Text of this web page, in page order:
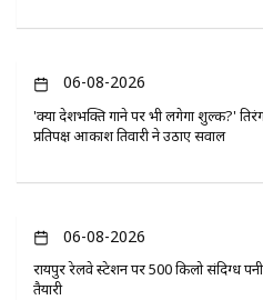
06-08-2026
'क्या देशभक्ति गाने पर भी लगेगा शुल्क?'
प्रतिपक्ष आकाश तिवारी ने उठाए सवाल
06-08-2026
रायपुर रेलवे स्टेशन पर 500 किलो संदिग्ध
तैयारी